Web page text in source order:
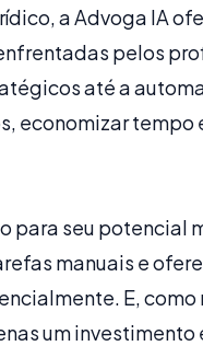
a Advoga IA
pelos
até a
economizar tempo
para seu potencial
manuais e
E, como
um investimento